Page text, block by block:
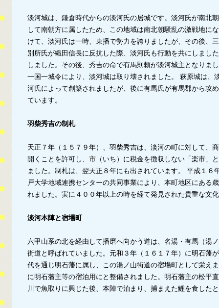
淡河城は、鎌倉時代からの淡河氏の居城です。淡河氏が南北
して南朝方に属したため、この地域は南北朝騒乱の激戦地に
けて、淡河氏は一時、東播で勢力を誇りましたが、その後、
別所氏が織田信長に反抗した際、淡河氏も行動を共にしまし
しました。その後、秀吉の命で有馬則頼が淡河城主となりま
一国一城令により、淡河城は取り壊されました。 萩原城は、
河氏によって創築されましたが、後に有馬氏が有馬郡から攻
ています。
羽柴秀吉の制札
天正７年（１５７９年）、羽柴秀吉は、淡河の町に対して、
開くことを許可し、市（いち）に税金を徴収しない「楽市」
ました。制札は、翌天正８年にも出されています。 平成１６
戸大学地域連携センターの共同事業により、本町地区にある
れました。実に４００年以上の時を経て発見された貴重な文
淡河本陣と宿場町
六甲山系の北を経由して播磨へ向かう道は、名湯・有馬（湯
街道と呼ばれていました。元和３年（１６１７年）に明石藩
代を通じ明石藩に属し、この湯ノ山街道の宿場町として栄え
に明石藩主等の宿泊用にと整備されました。明石藩主の松平
川で魚取りに興じた後、本陣で泊まり、捕まえた鯉を食した